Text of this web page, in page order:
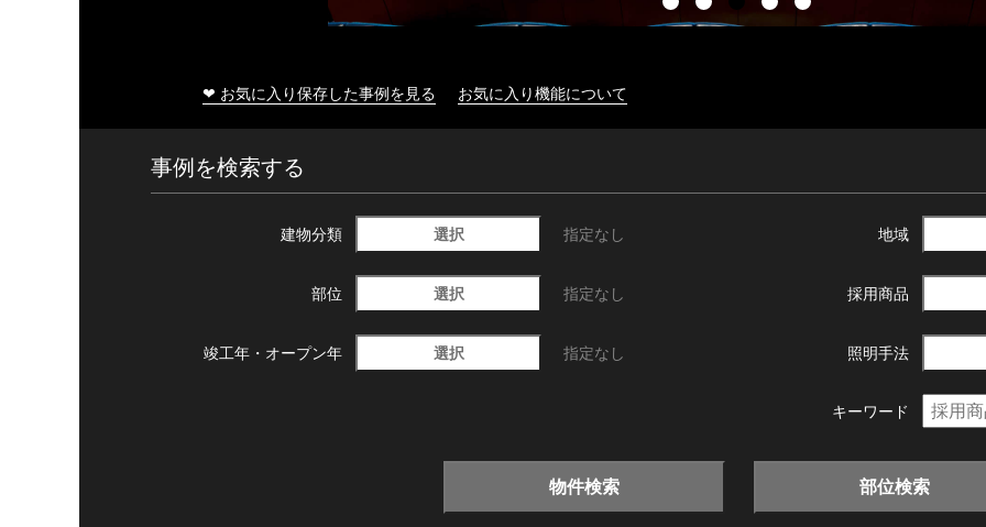
❤ お気に入り保存した事例を見る お気に入り機能について
事例を検索する
建物分類 選択 指定なし 地域
部位 選択 指定なし 採用商品
竣工年・ オープン年 選択 指定なし 照明手法
キーワード
物件検索 部位検索